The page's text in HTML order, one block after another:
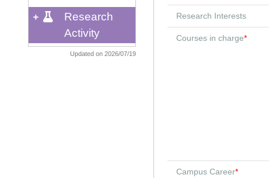
Research
Activity
Updated on 2026/07/19
Research Interests
Courses in charge*
Campus Career*